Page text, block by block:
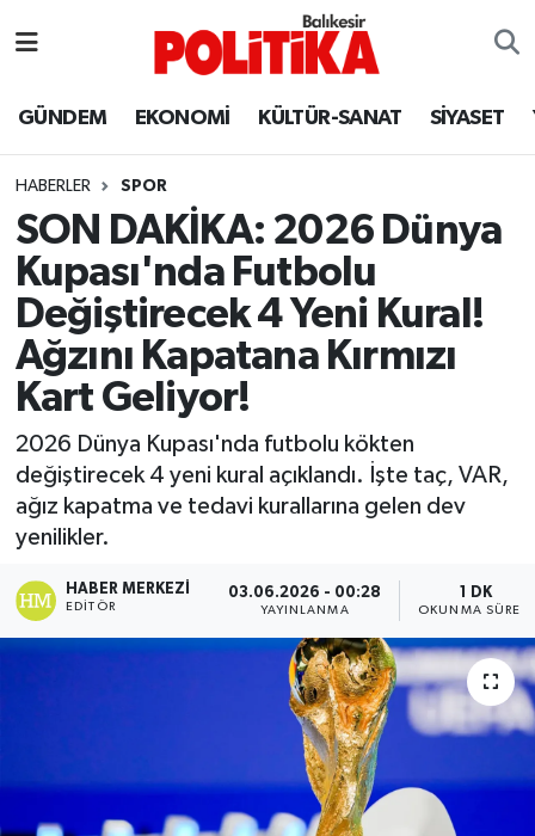
GÜNDEM EKONOMİ KÜLTÜR-SANAT SİYASET
HABERLER SPOR
SON DAKİKA: 2026 Dünya
Kupası'nda Futbolu
Değiştirecek 4 Yeni Kural!
Ağzını Kapatana Kırmızı
Kart Geliyor!
2026 Dünya Kupası'nda futbolu kökten
değiştirecek 4 yeni kural açıklandı. İşte taç, VAR,
ağız kapatma ve tedavi kurallarına gelen dev
yenilikler.
HABER MERKEZI
EDITÖR
03.06.2026 - 00:28
YAYINLANMA
1 DK
OKUNMA SÜRESI
Ayvalık
Balya
Bandırma
Bigadiç
BİYOGRAFİLER
Burhaniye
ÇEVRE
DÜNYA
Dursunbey
EKONOMİ
Balıkesir Hava Durumu
Balıkesir Namaz Vakitleri
Balıkesir Trafik Yoğunluk Haritası
Süper Lig Puan Durumu ve Fikstür
Tüm Manşetler
Son Dakika Haberleri
Haber Arşivi